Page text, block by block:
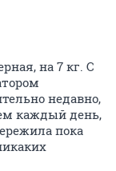
на 7 кг. С
недавно,
каждый день,
пока